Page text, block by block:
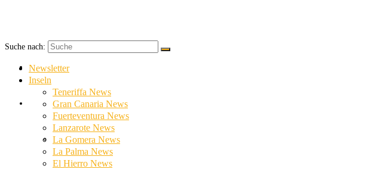
Newsletter
Inseln
Teneriffa News
Suche nach:
Newsletter
Inseln
Teneriffa News
Gran Canaria News
Fuerteventura News
Lanzarote News
La Gomera News
La Palma News
El Hierro News